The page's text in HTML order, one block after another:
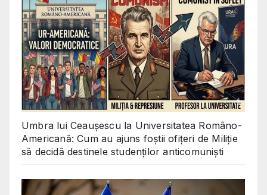
Umbra lui Ceaușescu la Universitatea Româno-
Americană: Cum au ajuns foștii ofițeri de Miliție
să decidă destinele studenților anticomuniști